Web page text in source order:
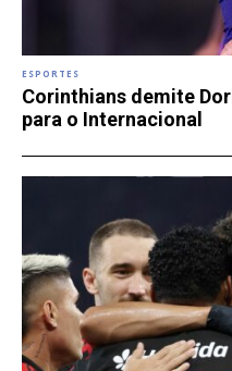
ESPORTES
Corinthians demite
para o Internacional